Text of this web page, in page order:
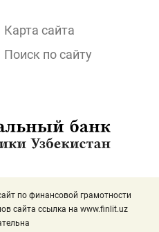
Карта сайта
Поиск по сайту
по финансовой грамотности
сайта ссылка на www.finlit.uz